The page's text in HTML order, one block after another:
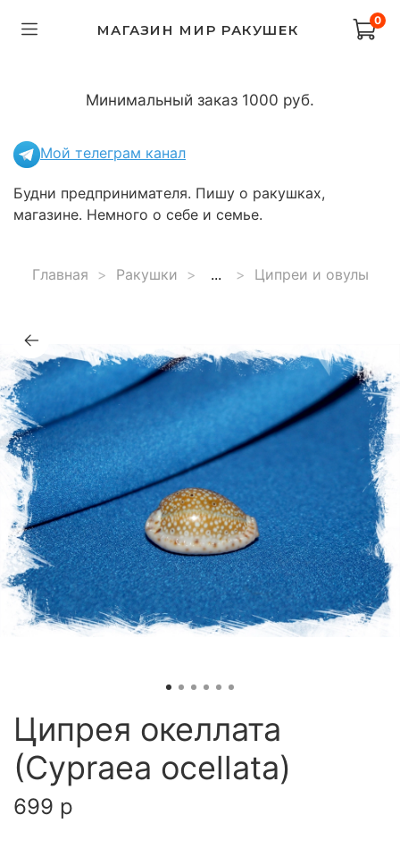
МАГАЗИН МИР РАКУШЕК
0
Минимальный заказ 1000 руб.
Мой телеграм канал
Будни предпринимателя. Пишу о ракушках,
магазине. Немного о себе и семье.
Главная Ракушки ... Ципреи и овулы
Ципрея океллата
(Cypraea ocellata)
699 р